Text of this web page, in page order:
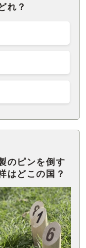
れ？
のピンを倒す
はどこの国？